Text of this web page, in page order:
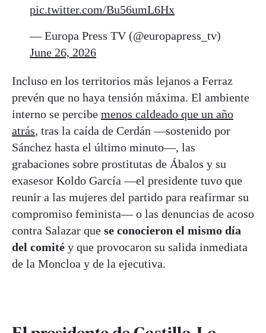
pic.twitter.com/Bu56umL6Hx
— Europa Press TV (@europapress_tv)
June 26, 2026
Incluso en los territorios más lejanos a Ferraz
prevén que no haya tensión máxima. El ambiente
interno se percibe menos caldeado que un año
atrás, tras la caída de Cerdán —sostenido por
Sánchez hasta el último minuto—, las
grabaciones sobre prostitutas de Ábalos y su
exasesor Koldo García —el presidente tuvo que
reunir a las mujeres del partido para reafirmar su
compromiso feminista— o las denuncias de acoso
contra Salazar que se conocieron el mismo día
del comité y que provocaron su salida inmediata
de la Moncloa y de la ejecutiva.